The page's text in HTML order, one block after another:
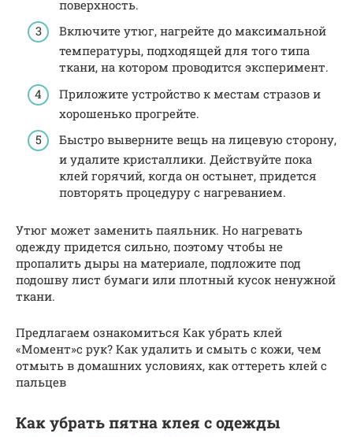
поверхность.
Включите утюг, нагрейте до максимальной
температуры, подходящей для того типа
ткани, на котором проводится эксперимент.
Приложите устройство к местам стразов и
хорошенько прогрейте.
Быстро выверните вещь на лицевую сторону,
и удалите кристаллики. Действуйте пока
клей горячий, когда он остынет, придется
повторять процедуру с нагреванием.
Утюг может заменить паяльник. Но нагревать
одежду придется сильно, поэтому чтобы не
пропалить дыры на материале, подложите под
подошву лист бумаги или плотный кусок ненужной
ткани.
Предлагаем ознакомиться Как убрать клей
«Момент»с рук? Как удалить и смыть с кожи, чем
отмыть в домашних условиях, как оттереть клей с
пальцев
Как убрать пятна клея с одежды